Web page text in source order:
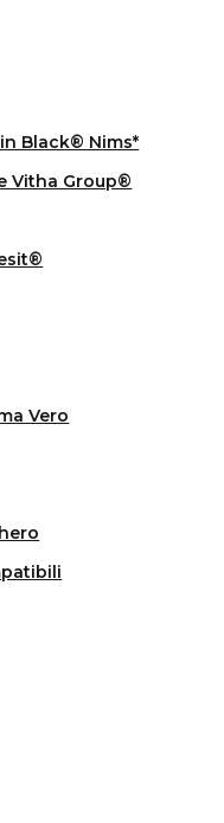
Black® Nims*
Vitha Group®
Vero